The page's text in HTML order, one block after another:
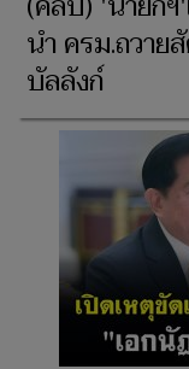
นำ ครม.ถวาย
บัลลังก์